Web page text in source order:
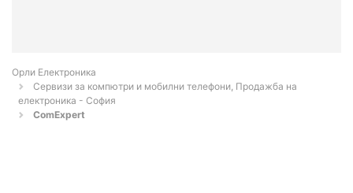
Орли Електроника
Сервизи за компютри и мобилни телефони, Продажба на
електроника - София
ComExpert